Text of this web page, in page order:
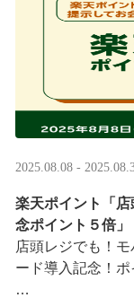
2025.08.08 -
楽天ポイント「
念ポイント５倍」
店頭レジでも！
ード導入記念！ポ